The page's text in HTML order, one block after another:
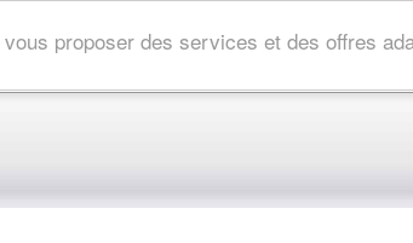
proposer des services et des offres